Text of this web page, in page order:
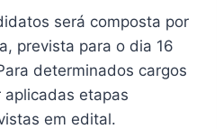
será composta por
prevista para o dia 16
determinados cargos
etapas
em edital.